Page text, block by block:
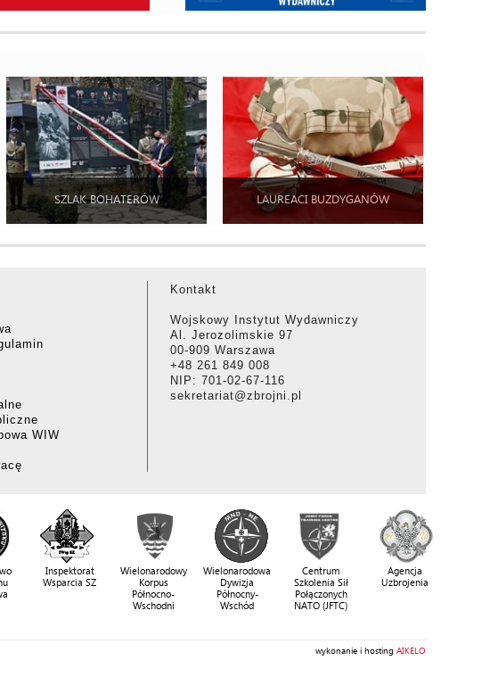
SZLAK BOHATERÓW LAUREACI BUZDYGANÓW
WIW
Kontakt
Wojskowy Instytut Wydawniczy
Al. Jerozolimskie 97
00-909 Warszawa
+48 261 849 008
NIP: 701-02-67-116
sekretariat@zbrojni.pl
Inspektorat
Wsparcia SZ
Wielonarodowy
Korpus
Północno-
Wschodni
Wielonarodowa
Dywizja
Północny-
Wschód
Centrum
Szkolenia Sił
Połączonych
NATO (JFTC)
Agencja
Uzbrojenia
wykonanie i hosting AIKELO